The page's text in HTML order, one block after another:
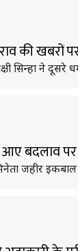
की
सिन्हा ने
आए
जहीर